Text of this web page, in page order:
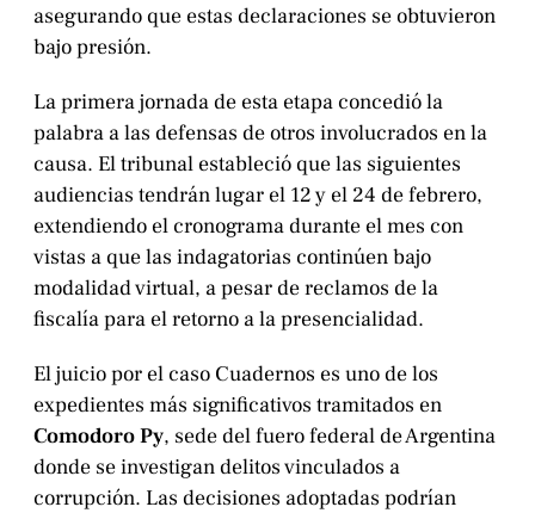
asegurando que estas declaraciones se obtuvieron
bajo presión.
La primera jornada de esta etapa concedió la
palabra a las defensas de otros involucrados en la
causa. El tribunal estableció que las siguientes
audiencias tendrán lugar el 12 y el 24 de febrero,
extendiendo el cronograma durante el mes con
vistas a que las indagatorias continúen bajo
modalidad virtual, a pesar de reclamos de la
fiscalía para el retorno a la presencialidad.
El juicio por el caso Cuadernos es uno de los
expedientes más significativos tramitados en
Comodoro Py, sede del fuero federal de Argentina
donde se investigan delitos vinculados a
corrupción. Las decisiones adoptadas podrían